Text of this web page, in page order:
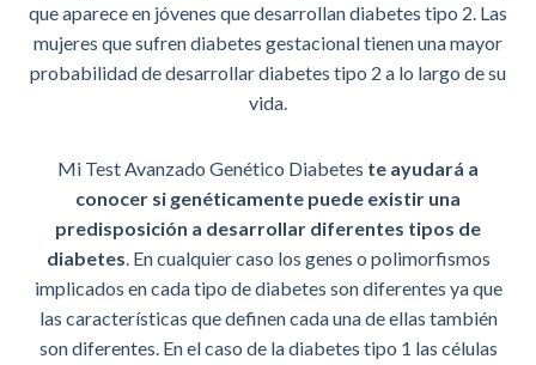
que aparece en jóvenes que desarrollan diabetes tipo 2. Las
mujeres que sufren diabetes gestacional tienen una mayor
probabilidad de desarrollar diabetes tipo 2 a lo largo de su
vida.
Mi Test Avanzado Genético Diabetes te ayudará a
conocer si genéticamente puede existir una
predisposición a desarrollar diferentes tipos de
diabetes. En cualquier caso los genes o polimorfismos
implicados en cada tipo de diabetes son diferentes ya que
las características que definen cada una de ellas también
son diferentes. En el caso de la diabetes tipo 1 las células